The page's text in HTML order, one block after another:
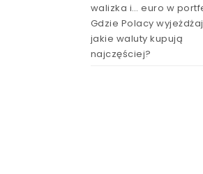
walizka i… euro w
Gdzie Polacy
jakie waluty kupują
najczęściej?